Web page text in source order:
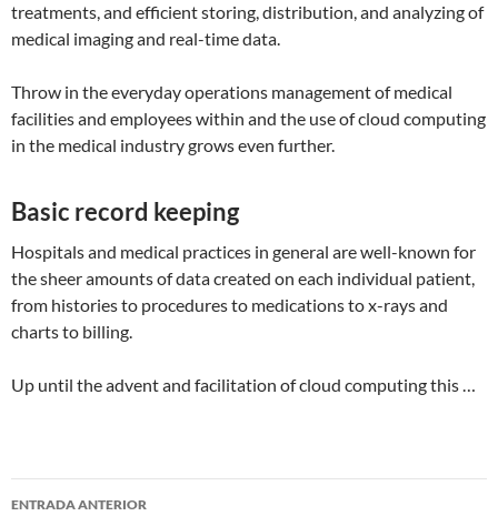
treatments, and efficient storing, distribution, and analyzing of
medical imaging and real-time data.
Throw in the everyday operations management of medical
facilities and employees within and the use of cloud computing
in the medical industry grows even further.
Basic record keeping
Hospitals and medical practices in general are well-known for
the sheer amounts of data created on each individual patient,
from histories to procedures to medications to x-rays and
charts to billing.
Up until the advent and facilitation of cloud computing this …
Navegador
ENTRADA ANTERIOR